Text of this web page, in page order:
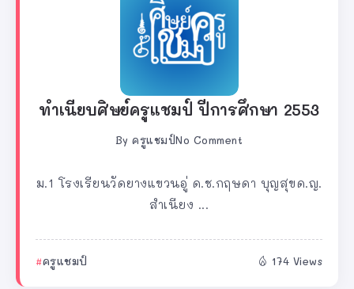
ทำเนียบศิษย์ครูแชมป์ ปีการศึกษา 2553
By ครูแชมป์No Comment
ม.1 โรงเรียนวัดยางแขวนอู่ ด.ช.กฤษดา บุญสุขด.ญ.
สำเนียง ...
ครูแชมป์ 174 Views